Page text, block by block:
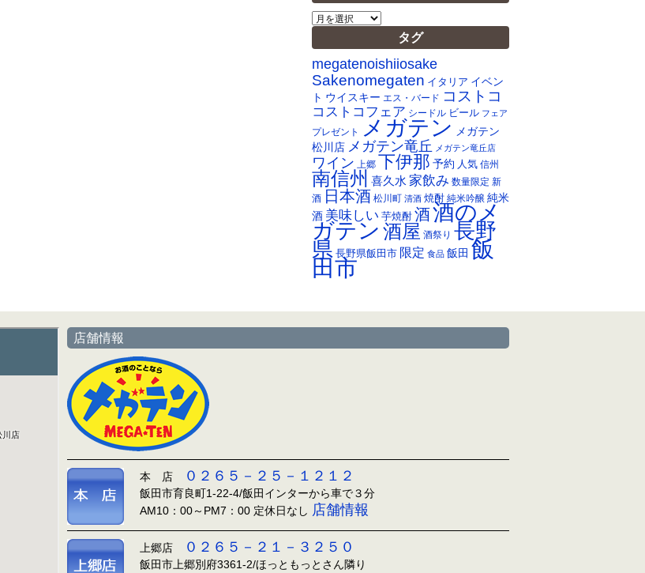
ア
ー
カ
イ
ブ
タグ
megatenoishiiosake
Sakenomegaten イタリア イベン
ト ウイスキー エス・バード コストコ
コストコフェア シードル ビール フェア
プレゼント メガテン
メガテン
松川店 メガテン竜丘 メガテン竜丘店
ワイン 上郷 下伊那 予約 人気 信州
南信州 喜久水 家飲み 数量限定 新
酒 日本酒 松川町 清酒 焼酎 純米吟醸 純米
酒 美味しい 芋焼酎 酒酒のメ
ガテン 酒屋 酒祭り 長野
県 長野県飯田市 限定 食品 飯田 飯
田市
店舗情報
本 店 ０２６５－２５－１２１２
飯田市育良町1-22-4/飯田インターから車で３分
AM10：00～PM7：00 定休日なし 店舗情報
上郷店 ０２６５－２１－３２５０
飯田市上郷別府3361-2/ほっともっとさん隣り